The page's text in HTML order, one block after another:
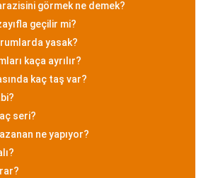
görmek ne demek?
geçilir mi?
yasak?
kaça ayrılır?
kaç taş var?
seri?
ne yapıyor?